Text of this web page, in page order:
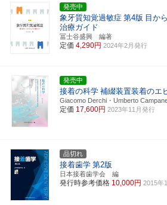
発売中
象牙質知覚過敏症 第4版 目か
治療ガイド
冨士谷盛興 編著
定価 4,290円 2024年2月発行
発売中
接着の科学 補綴装置装着のエ
Giacomo Derchi・Umberto
定価 17,600円 2023年11月発行
品切れ
接着歯学 第2版
日本接着歯学会 編
発行時参考価格 10,000円 2015年